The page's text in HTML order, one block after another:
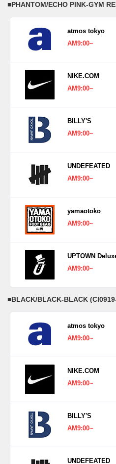
■PHANTOM/ECHO PINK-GYM
atmos tokyo
AM9:00~
NIKE.COM
AM9:00~
BILLY'S
AM9:00~
UNDEFEATED
AM9:00~
yamaotoko
AM9:00~
UPTOWN
AM9:00~
■BLACK/BLACK-BLACK
atmos tokyo
AM9:00~
NIKE.COM
AM9:00~
BILLY'S
AM9:00~
UNDEFEATED